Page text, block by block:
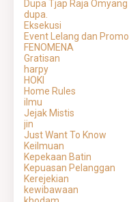
Dupa Tjap Raja Omyang
dupa.
Eksekusi
Event Lelang dan Promo
FENOMENA
Gratisan
harpy
HOKI
Home Rules
ilmu
Jejak Mistis
jin
Just Want To Know
Keilmuan
Kepekaan Batin
Kepuasan Pelanggan
Kerejekian
kewibawaan